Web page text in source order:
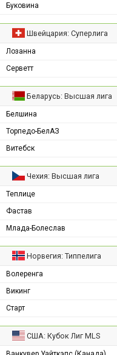
Буковина
Швейцария: Суперлига
Лозанна
Серветт
Беларусь: Высшая лига
Белшина
Торпедо-БелАЗ
Витебск
Чехия: Высшая лига
Теплице
Фастав
Млада-Болеслав
Норвегия: Типпелига
Волеренга
Викинг
Старт
США: Кубок Лиг MLS